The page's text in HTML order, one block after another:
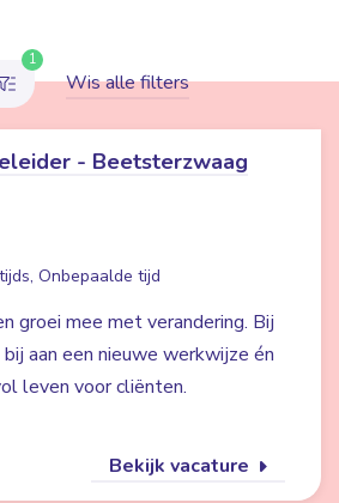
1
Wis alle filters
- Beetsterzwaag
Onbepaalde tijd
groei mee met verandering. Bij
aan een nieuwe werkwijze én
leven voor cliënten.
Bekijk vacature